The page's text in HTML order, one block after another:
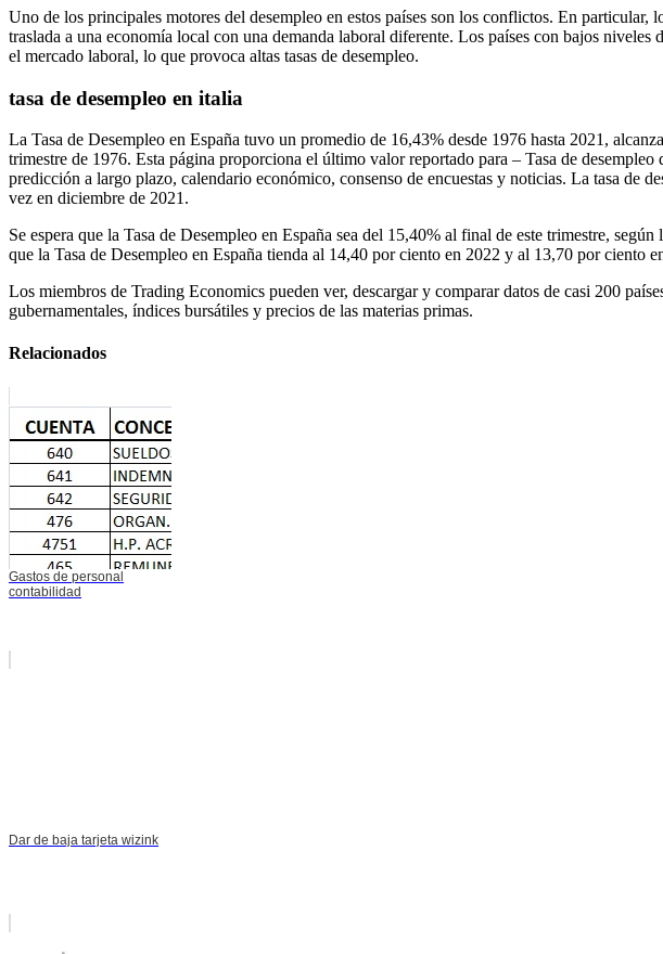
Uno de los principales motores del desempleo en estos países son los conflictos. En
traslada a una economía local con una demanda laboral diferente. Los países con bajos
el mercado laboral, lo que provoca altas tasas de desempleo.
tasa de desempleo en italia
La Tasa de Desempleo en España tuvo un promedio de 16,43% desde 1976 hasta 2021,
trimestre de 1976. Esta página proporciona el último valor reportado para – Tasa de
predicción a largo plazo, calendario económico, consenso de encuestas y noticias. La tasa de
vez en diciembre de 2021.
Se espera que la Tasa de Desempleo en España sea del 15,40% al final de este trimestre,
que la Tasa de Desempleo en España tienda al 14,40 por ciento en 2022 y al 13,70 por ciento
Los miembros de Trading Economics pueden ver, descargar y comparar datos de casi 200
gubernamentales, índices bursátiles y precios de las materias primas.
Relacionados
Gastos de personal
contabilidad
Dar de baja tarjeta wizink